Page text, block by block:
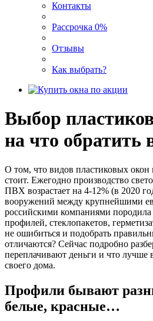
Контакты
Рассрочка 0%
Отзывы
Как выбрать?
Выбор
на что обратить
О том, что видов пластиковых окон
стоит. Ежегодно производство
ПВХ возрастает на 4-12% (в 2020
вооружений между крупнейшими
российскими компаниями
профилей, стеклопакетов,
не ошибиться и подобрать
отличаются? Сейчас подробно
переплачивают деньги и что лучше
своего дома.
Профили бывают
белые, красные…